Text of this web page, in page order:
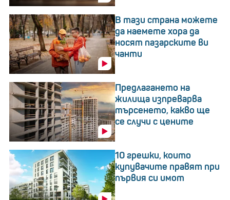
В тази страна можете
да наемете хора да
носят пазарските ви
чанти
Предлагането на
жилища изпреварва
търсенето, какво ще
се случи с цените
10 грешки, които
купувачите правят при
първия си имот